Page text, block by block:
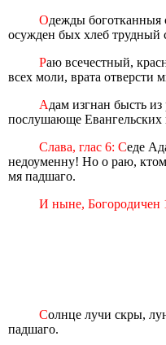
Одежды боготканныя
осужден бых хлеб трудный
Раю всечестный,
всех моли, врата отверсти
Адам изгнан бысть
послушающе
Слава, глас 6: Седе
недоуменну! Но о раю,
мя падшаго.
И ныне, Богородичен
Солнце лучи скры,
падшаго.